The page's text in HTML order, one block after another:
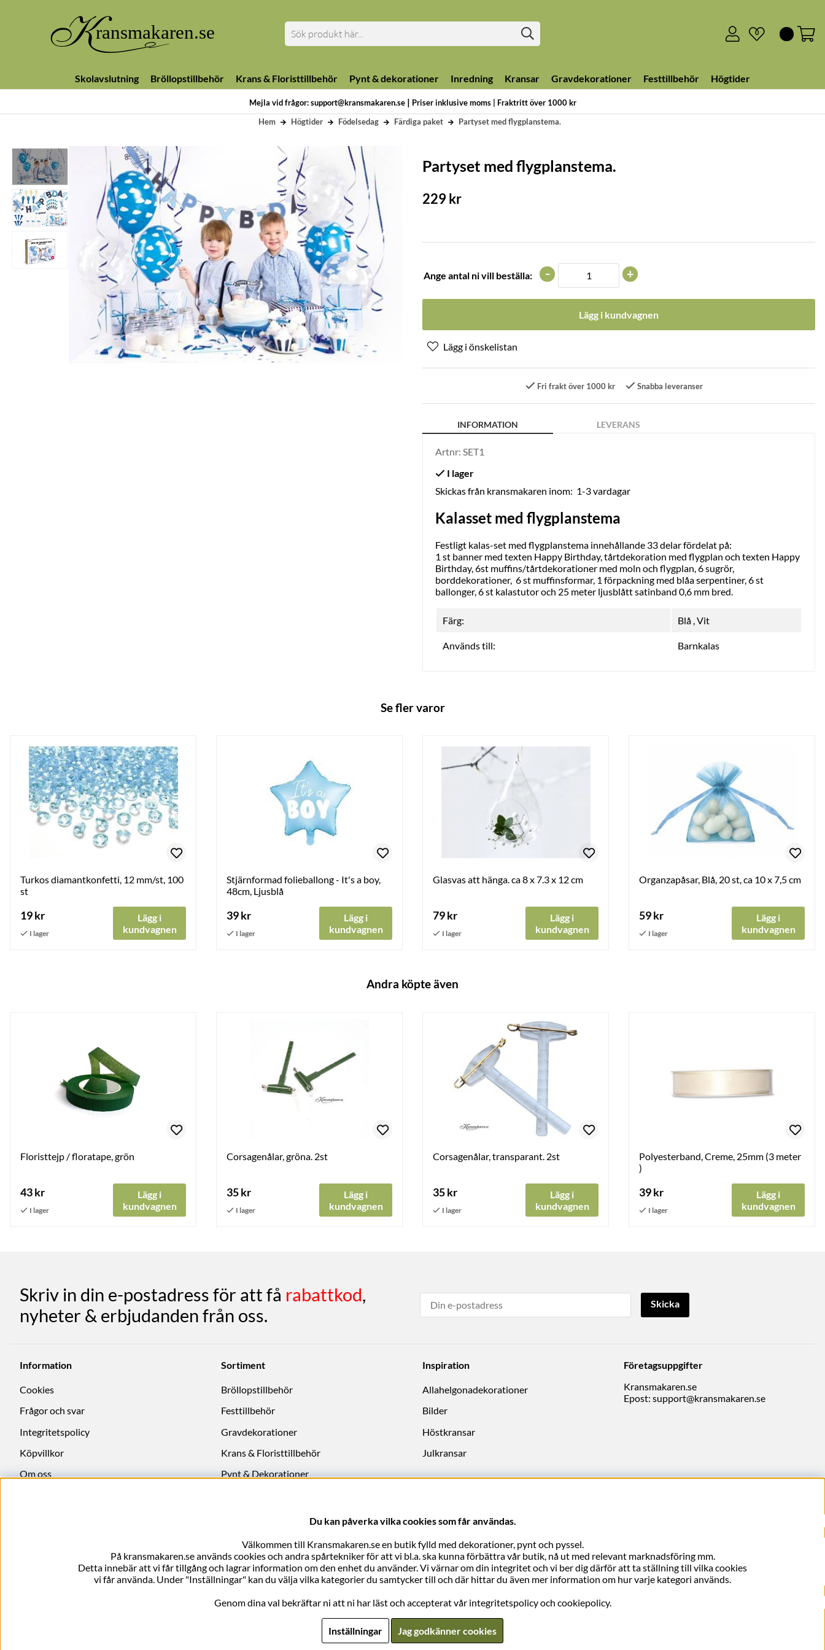
Mejla vid frågor: support@kransmakaren.se| Priser inklusive moms | Fraktritt över 1000 kr
0
Skolavslutning Bröllopstillbehör Krans & Floristtillbehör Pynt & dekorationer Inredning Kransar Gravdekorationer Festtillbehör Högtider
Hem Högtider Födelsedag Färdiga paket Partyset med flygplanstema.
Partyset med flygplanstema.
229kr
Ange antal ni vill beställa: +
-
Lägg i kundvagnen
Fri frakt över 1000 kr Snabba leveranser
INFORMATION LEVERANS
Artnr: SET1
Skickas från kransmakaren inom: 1-3 vardagar
Kalasset med flygplanstema
Festligt kalas-set med flygplanstema innehållande 33 delar fördelat på:
1 st banner med texten Happy Birthday, tårtdekoration med flygplan och texten Happy
Birthday, 6st muffins/tårtdekorationer med moln och flygplan, 6 sugrör,
borddekorationer, 6 st muffinsformar, 1 förpackning med blåa serpentiner, 6 st
ballonger, 6 st kalastutor och 25 meter ljusblått satinband 0,6 mm bred.
Färg: Blå Vit
Används till: Barnkalas
Se fler varor
Turkos diamantkonfetti, 12 mm/st, 100
st
19 kr
Lägg i
kundvagnen
Stjärnformad folieballong - It's a boy,
48cm, Ljusblå
39 kr
Lägg i
kundvagnen
Glasvas att hänga. ca 8 x 7.3 x 12 cm
79 kr
Lägg i
kundvagnen
Organzapåsar, Blå, 20 st, ca 10 x 7,5 cm
59 kr
Lägg i
kundvagnen
Andra köpte även
Floristtejp / floratape, grön
43 kr
Lägg i
kundvagnen
Corsagenålar, gröna. 2st
35 kr
Lägg i
kundvagnen
Corsagenålar, transparant. 2st
35 kr
Lägg i
kundvagnen
Polyesterband, Creme, 25mm (3 meter
)
39 kr
Lägg i
kundvagnen
Skriv in din e-postadress för att få rabattkod,
nyheter & erbjudanden från oss.
Skicka
Information
Cookies
Frågor och svar
Integritetspolicy
Köpvillkor
Om oss
Sortiment
Bröllopstillbehör
Festtillbehör
Gravdekorationer
Krans & Floristtillbehör
Pynt & Dekorationer
Inspiration
Allahelgonadekorationer
Bilder
Höstkransar
Julkransar
Företagsuppgifter
Kransmakaren.se
Epost: support@kransmakaren.se
Du kan påverka vilka cookies som får användas.
Välkommen till Kransmakaren.se en butik fylld med dekorationer, pynt och pyssel.
På kransmakaren.se används cookies och andra spårtekniker för att vi bl.a. ska kunna förbättra vår butik, nå ut med relevant marknadsföring mm.
Detta innebär att vi får tillgång och lagrar information om den enhet du använder. Vi värnar om din integritet och vi ber dig därför att ta ställning till vilka cookies
vi får använda. Under "Inställningar" kan du välja vilka kategorier du samtycker till och där hittar du även mer information om hur varje kategori används.
Genom dina val bekräftar ni att ni har läst och accepterat vår integritetspolicy och cookiepolicy.
Inställningar Jag godkänner cookies